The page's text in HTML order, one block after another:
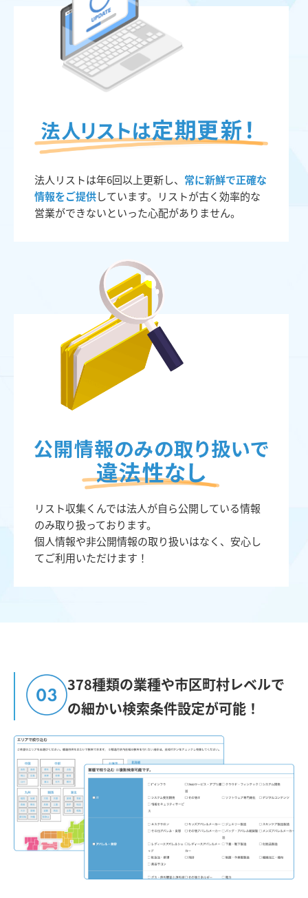
法人リストは年6回以上更新し、 常に新鮮で正確な
情報をご提供しています。リストが古く効率的な
営業ができないといった心配がありません。
リスト収集くんでは法人が自ら公開している情報
のみ取り扱っております。
個人情報や非公開情報の取り扱いはなく、安心し
てご利用いただけます！
378種類の業種や市区町村レベルで
の細かい検索条件設定が可能！